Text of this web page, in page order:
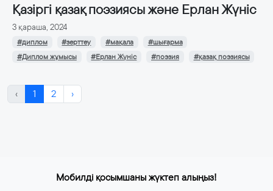
Қазіргі қазақ поэзиясы және Ерлан Жүніс
3 қараша, 2024
#диплом #зерттеу #мақала
#шығарма
#Диплом жұмысы
#Ерлан Жүніс #поэзия #қазақ поэзиясы
‹ 1 2 ›
Мобилді қосымшаны жүктеп алыңыз!